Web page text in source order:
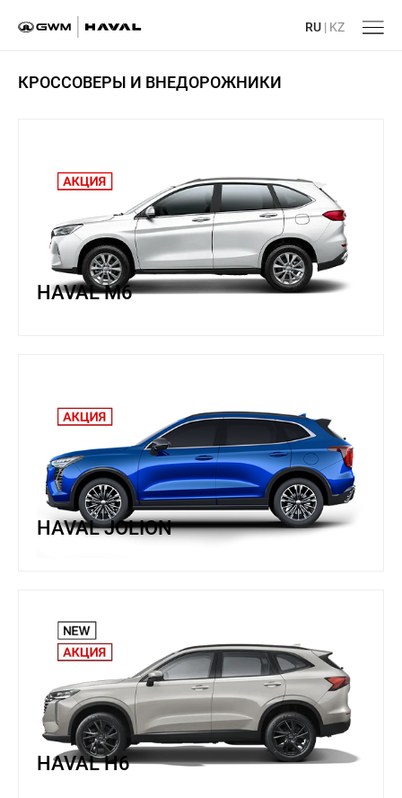
RU | KZ
КРОССОВЕРЫ И ВНЕДОРОЖНИКИ
HAVAL M6
HAVAL JOLION
HAVAL H6